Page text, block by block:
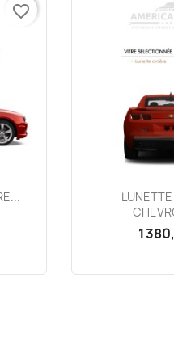
favorite_border

LUNETTE
1